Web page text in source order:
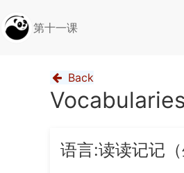
第十一课
Back
Vocabularies
语言:读读记记（